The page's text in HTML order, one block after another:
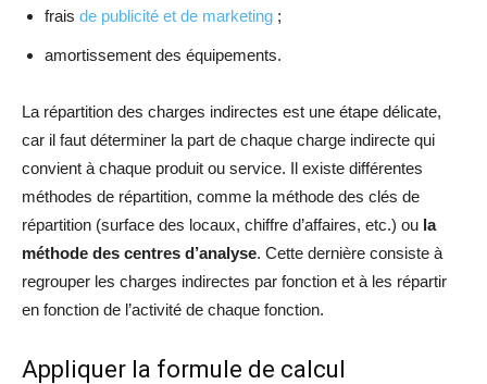
frais de publicité et de marketing ;
amortissement des équipements.
La répartition des charges indirectes est une étape délicate,
car il faut déterminer la part de chaque charge indirecte qui
convient à chaque produit ou service. Il existe différentes
méthodes de répartition, comme la méthode des clés de
répartition (surface des locaux, chiffre d’affaires, etc.) ou la
méthode des centres d’analyse. Cette dernière consiste à
regrouper les charges indirectes par fonction et à les répartir
en fonction de l’activité de chaque fonction.
Appliquer la formule de calcul